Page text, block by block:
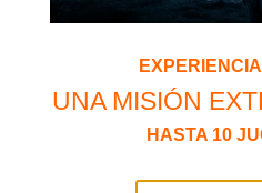
UNA MISIÓN
HASTA 10